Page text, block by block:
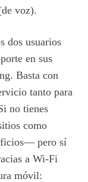
voz).
dos usuarios
en sus
Basta con
tanto para
no tienes
como
pero sí
a Wi-Fi
móvil: